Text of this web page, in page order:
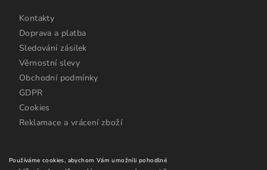
Používáme cookies, abychom Vám umožnili pohodlné
Kontakty
Doprava a platba
Sledování zásilek
Věrnostní slevy
Obchodní podmínky
GDPR
Cookies
Reklamace a vrácení zboží